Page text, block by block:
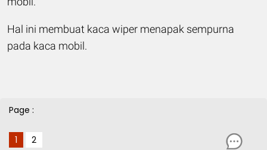
Hal ini membuat kaca wiper menapak sempurna
pada kaca mobil.
Page :
1 2